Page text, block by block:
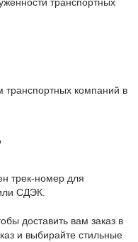
транспортных
транспортных компаний в
трек-номер для
СДЭК.
доставить вам заказ в
и выбирайте стильные